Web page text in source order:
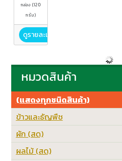
กล่อง (120
กรัม)
ดูรายละเอียด
หมวดสินค้า
(แสดงทุกชนิดสินค้า)
ข้าวและธัญพืช
ผัก (สด)
ผลไม้ (สด)